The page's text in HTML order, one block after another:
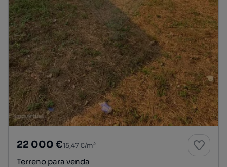
22 000 €15,47 €/m²
Terreno para venda